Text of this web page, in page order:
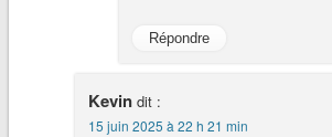
Répondre
Kevin dit :
15 juin 2025 à 22 h 21 min